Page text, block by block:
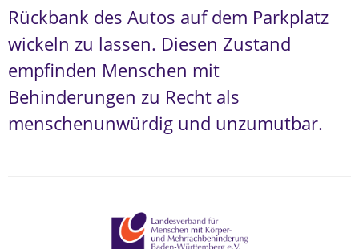
Rückbank des Autos auf dem Parkplatz
wickeln zu lassen. Diesen Zustand
empfinden Menschen mit
Behinderungen zu Recht als
menschenunwürdig und unzumutbar.